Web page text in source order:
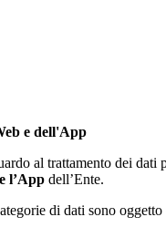
e dell'App
al trattamento dei
l’App dell’Ente.
di dati sono